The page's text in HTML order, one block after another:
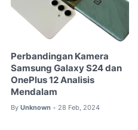
Perbandingan Kamera
Samsung Galaxy S24 dan
OnePlus 12 Analisis
Mendalam
By Unknown • 28 Feb, 2024